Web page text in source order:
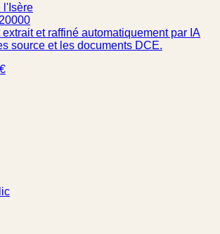
l'Isère
extrait et raffiné automatiquement par IA
source et les documents DCE.